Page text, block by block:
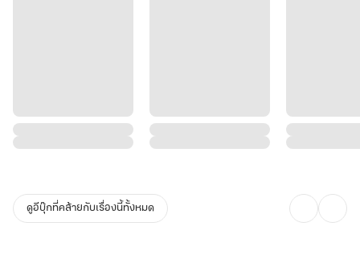
ดูอีบุ๊กที่คล้ายกับเรื่องนี้ทั้งหมด